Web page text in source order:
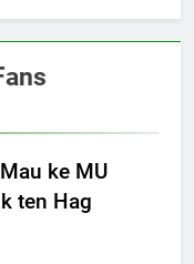
ke MU
ten Hag